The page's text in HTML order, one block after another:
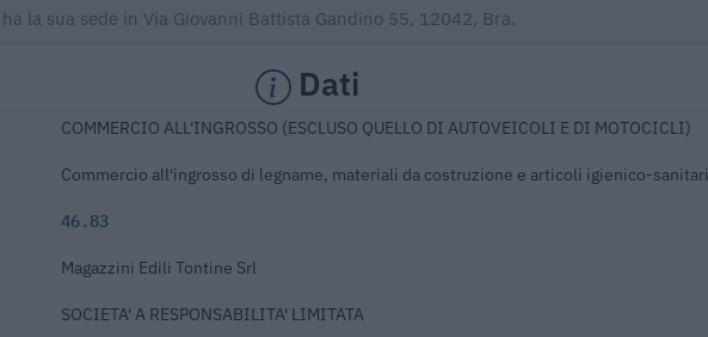
la sua sede in Via Giovanni Battista Gandino 55, 12042, Bra.
Dati
COMMERCIO ALL'INGROSSO (ESCLUSO QUELLO DI AUTOVEICOLI E DI MOTOCICLI)
Commercio all'ingrosso di legname, materiali da costruzione e articoli igienico-sanitari
46.83
Magazzini Edili Tontine Srl
SOCIETA' A RESPONSABILITA' LIMITATA